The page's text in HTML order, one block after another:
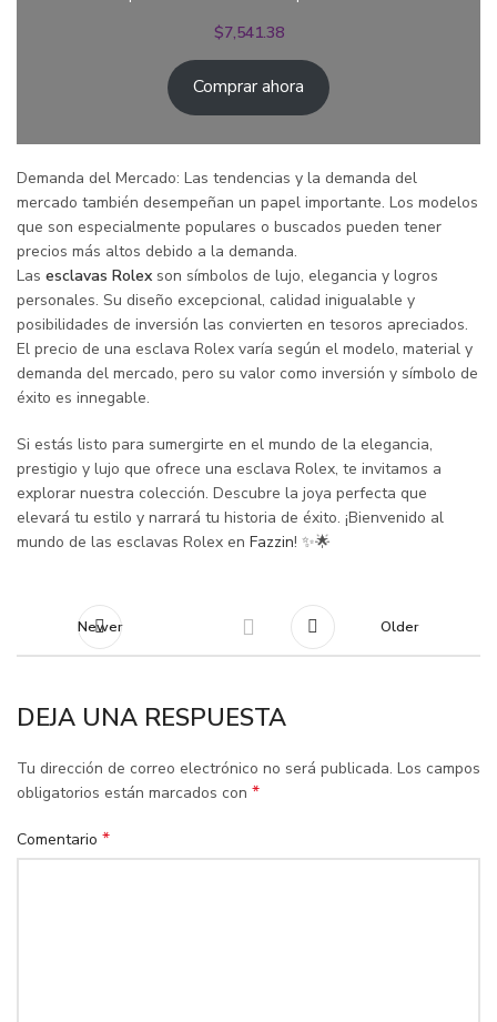
$7,541.38
Comprar ahora
Demanda del Mercado: Las tendencias y la demanda del
mercado también desempeñan un papel importante. Los modelos
que son especialmente populares o buscados pueden tener
precios más altos debido a la demanda.
Las esclavas Rolex son símbolos de lujo, elegancia y logros
personales. Su diseño excepcional, calidad inigualable y
posibilidades de inversión las convierten en tesoros apreciados.
El precio de una esclava Rolex varía según el modelo, material y
demanda del mercado, pero su valor como inversión y símbolo de
éxito es innegable.
Si estás listo para sumergirte en el mundo de la elegancia,
prestigio y lujo que ofrece una esclava Rolex, te invitamos a
explorar nuestra colección. Descubre la joya perfecta que
elevará tu estilo y narrará tu historia de éxito. ¡Bienvenido al
mundo de las esclavas Rolex en Fazzin! ✨🌟
Newer Older
DEJA UNA RESPUESTA
Tu dirección de correo electrónico no será publicada. Los campos
obligatorios están marcados con *
Comentario *